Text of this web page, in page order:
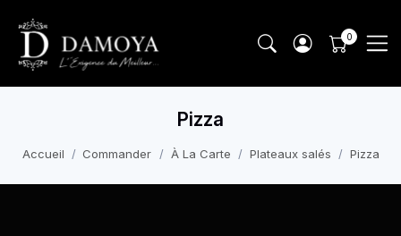
Pizza
Accueil Commander À La Carte Plateaux salés Pizza